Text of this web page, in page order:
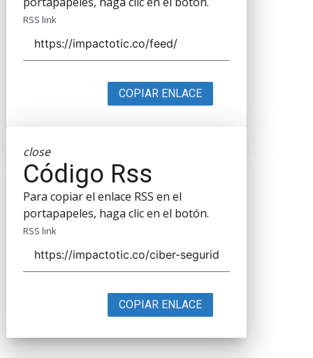
RSS link
COPIAR ENLACE
close
Código Rss
Para copiar el enlace RSS en el
portapapeles, haga clic en el botón.
RSS link
COPIAR ENLACE